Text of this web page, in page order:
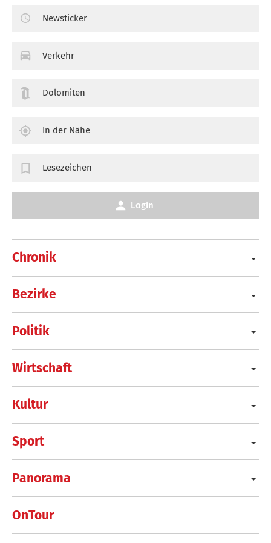
Chronik
Bezirke
Politik
Wirtschaft
Kultur
Sport
Panorama
OnTour
Newsticker
Verkehr
Dolomiten
In der Nähe
Lesezeichen
Login